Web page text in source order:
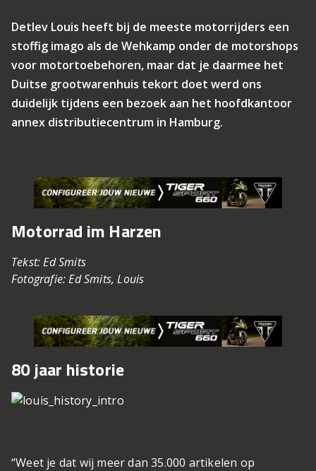
Detlev Louis heeft bij de meeste motorrijders een
stoffig imago als de Wehkamp onder de motorshops
voor motortoebehoren, maar dat je daarmee het
Duitse grootwarenhuis tekort doet werd ons
duidelijk tijdens een bezoek aan het hoofdkantoor
annex distributiecentrum in Hamburg.
Motorrad im Harzen
Tekst: Ed Smits
Fotografie: Ed Smits, Louis
80 jaar historie
“Weet je dat wij meer dan 35.000 artikelen op